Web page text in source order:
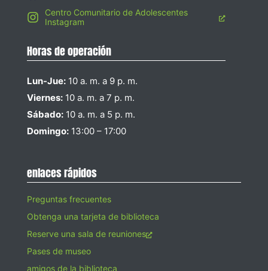
Centro Comunitario de Adolescentes
Instagram
Horas de operación
Lun-Jue: 10 a. m. a 9 p. m.
Viernes: 10 a. m. a 7 p. m.
Sábado: 10 a. m. a 5 p. m.
Domingo: 13:00 – 17:00
enlaces rápidos
Preguntas frecuentes
Obtenga una tarjeta de biblioteca
Reserve una sala de reuniones
Pases de museo
amigos de la biblioteca